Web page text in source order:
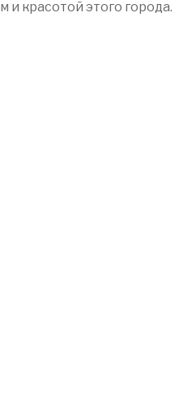
красотой этого города.